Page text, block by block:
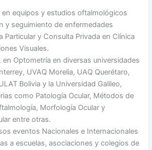
en equipos y estudios oftalmológicos
y seguimiento de enfermedades
Particular y Consulta Privada en Clínica
Visuales.
en Optometría en diversas universidades
UVAQ Morelia, UAQ Querétaro,
Bolivia y la Universidad Galileo,
como Patología Ocular, Métodos de
Morfología Ocular y
entre otras.
eventos Nacionales e Internacionales
a escuelas, asociaciones y colegios de